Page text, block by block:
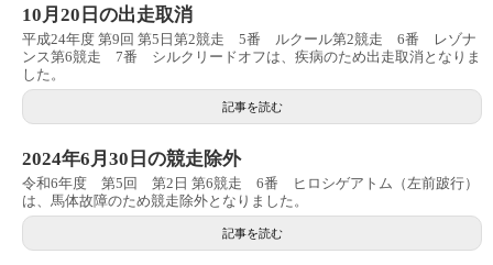
10月20日の出走取消
平成24年度 第9回 第5日第2競走 5番 ルクール第2競走 6番 レゾナ
ンス第6競走 7番 シルクリードオフは、疾病のため出走取消となりま
した。
記事を読む
2024年6月30日の競走除外
令和6年度 第5回 第2日 第6競走 6番 ヒロシゲアトム（左前跛行）
は、馬体故障のため競走除外となりました。
記事を読む